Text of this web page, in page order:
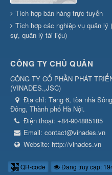
Tích hợp bán hàng trực tuyến
Tích hợp các nghiệp vụ quản lý
sự, quản lý tài liệu)
CÔNG TY CHỦ QUẢN
CÔNG TY CỔ PHẦN PHÁT
(VINADES.,JSC)
Địa chỉ: Tầng 6, tòa nhà
Đông, Thành phố Hà Nội.
Điện thoại: +84-904885185
Email: contact@vinades.vn
Website: http://vinades.vn
QR-code Đang truy cập: